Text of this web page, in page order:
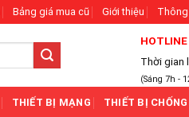
Bảng giá mua cũ Giới thiệu
HOTLINE
Thời gian
(Sáng 7h -
THIẾT BỊ MẠNG THIẾT BỊ